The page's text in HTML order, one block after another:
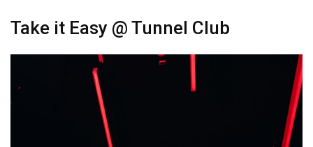
Take it Easy @ Tunnel Club